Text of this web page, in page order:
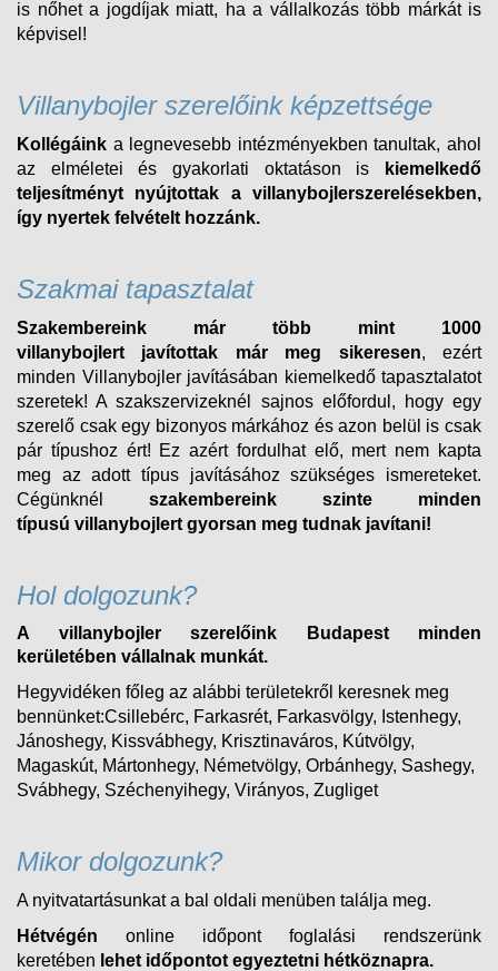
is nőhet a jogdíjak miatt, ha a vállalkozás több márkát is
képvisel!
Villanybojler szerelőink képzettsége
Kollégáink a legnevesebb intézményekben tanultak, ahol
az elméletei és gyakorlati oktatáson is kiemelkedő
teljesítményt nyújtottak a villanybojlerszerelésekben,
így nyertek felvételt hozzánk.
Szakmai tapasztalat
Szakembereink már több mint 1000
villanybojlert javítottak már meg sikeresen, ezért
minden Villanybojler javításában kiemelkedő tapasztalatot
szeretek! A szakszervizeknél sajnos előfordul, hogy egy
szerelő csak egy bizonyos márkához és azon belül is csak
pár típushoz ért! Ez azért fordulhat elő, mert nem kapta
meg az adott típus javításához szükséges ismereteket.
Cégünknél szakembereink szinte minden
típusú villanybojlert gyorsan meg tudnak javítani!
Hol dolgozunk?
A villanybojler szerelőink Budapest minden
kerületében vállalnak munkát.
Hegyvidéken főleg az alábbi területekről keresnek meg
bennünket:Csillebérc, Farkasrét, Farkasvölgy, Istenhegy,
Jánoshegy, Kissvábhegy, Krisztinaváros, Kútvölgy,
Magaskút, Mártonhegy, Németvölgy, Orbánhegy, Sashegy,
Svábhegy, Széchenyihegy, Virányos, Zugliget
Mikor dolgozunk?
A nyitvatartásunkat a bal oldali menüben találja meg.
Hétvégén online időpont foglalási rendszerünk
keretében lehet időpontot egyeztetni hétköznapra.